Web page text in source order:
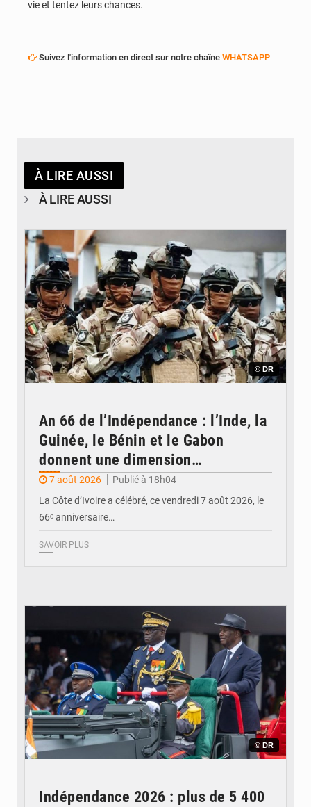
vie et tentez leurs chances.
Suivez l'information en direct sur notre chaîne WHATSAPP
À LIRE AUSSI
À LIRE AUSSI
© DR
An 66 de l’Indépendance : l’Inde, la
Guinée, le Bénin et le Gabon
donnent une dimension
internationale au défilé de
Yopougon
7 août 2026
Publié à 18h04
La Côte d’Ivoire a célébré, ce vendredi 7 août 2026, le
66ᵉ anniversaire…
SAVOIR PLUS
© DR
Indépendance 2026 : plus de 5 400